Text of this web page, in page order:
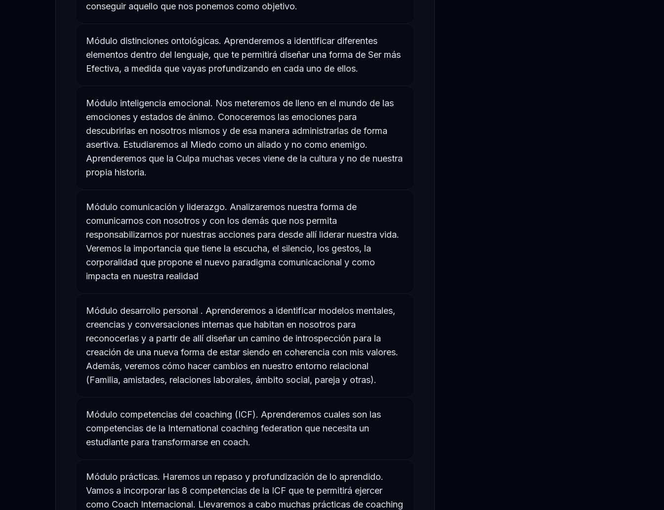
conseguir aquello que nos ponemos como objetivo.
Módulo distinciones ontológicas. Aprenderemos a identificar diferentes
elementos dentro del lenguaje, que te permitirá diseñar una forma de Ser más
Efectiva, a medida que vayas profundizando en cada uno de ellos.
Módulo inteligencia emocional. Nos meteremos de lleno en el mundo de las
emociones y estados de ánimo. Conoceremos las emociones para
descubrirlas en nosotros mismos y de esa manera administrarlas de forma
asertiva. Estudiaremos al Miedo como un aliado y no como enemigo.
Aprenderemos que la Culpa muchas veces viene de la cultura y no de nuestra
propia historia.
Módulo comunicación y liderazgo. Analizaremos nuestra forma de
comunicarnos con nosotros y con los demás que nos permita
responsabilizarnos por nuestras acciones para desde allí liderar nuestra vida.
Veremos la importancia que tiene la escucha, el silencio, los gestos, la
corporalidad que propone el nuevo paradigma comunicacional y como
impacta en nuestra realidad
Módulo desarrollo personal . Aprenderemos a identificar modelos mentales,
creencias y conversaciones internas que habitan en nosotros para
reconocerlas y a partir de allí diseñar un camino de introspección para la
creación de una nueva forma de estar siendo en coherencia con mis valores.
Además, veremos cómo hacer cambios en nuestro entorno relacional
(Familia, amistades, relaciones laborales, ámbito social, pareja y otras).
Módulo competencias del coaching (ICF). Aprenderemos cuales son las
competencias de la International coaching federation que necesita un
estudiante para transformarse en coach.
Módulo prácticas. Haremos un repaso y profundización de lo aprendido.
Vamos a incorporar las 8 competencias de la ICF que te permitirá ejercer
como Coach Internacional. Llevaremos a cabo muchas prácticas de coaching